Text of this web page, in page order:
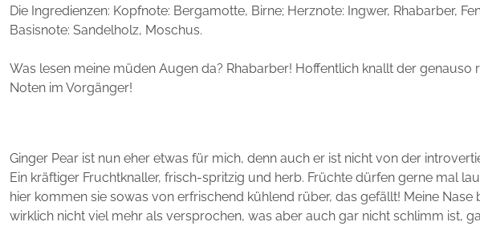
Die Ingredienzen: Kopfnote: Bergamotte, Birne; Herznote: Ingwer, Rhabarber,
Basisnote:Sandelholz, Moschus.
Was lesen meine müden Augen da? Rhabarber! Hoffentlich knallt der genauso
Noten im Vorgänger!
Ginger Pear ist nun eher etwas für mich, denn auch er ist nicht von der
Ein kräftiger Fruchtknaller, frisch-spritzig und herb. Früchte dürfen gerne mal
hier kommen sie sowas von erfrischend kühlend rüber, das gefällt! Meine Nase
wirklich nicht viel mehr als versprochen, was aber auch gar nicht schlimm ist,